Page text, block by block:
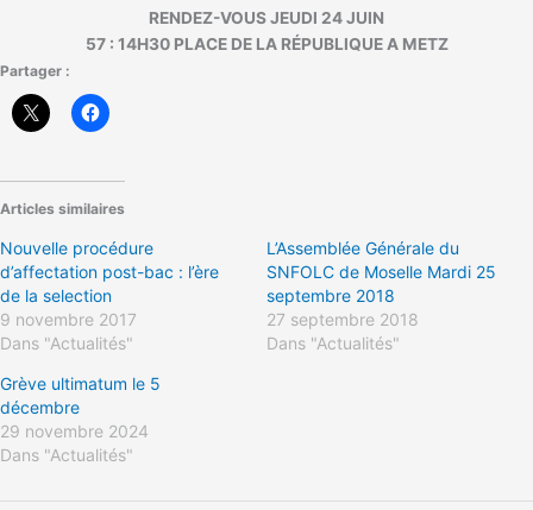
RENDEZ-VOUS JEUDI 24 JUIN
57 : 14H30 PLACE DE LA RÉPUBLIQUE A METZ
Partager :
Articles similaires
Nouvelle procédure
d’affectation post-bac : l’ère
de la selection
9 novembre 2017
Dans "Actualités"
L’Assemblée Générale du
SNFOLC de Moselle Mardi 25
septembre 2018
27 septembre 2018
Dans "Actualités"
Grève ultimatum le 5
décembre
29 novembre 2024
Dans "Actualités"